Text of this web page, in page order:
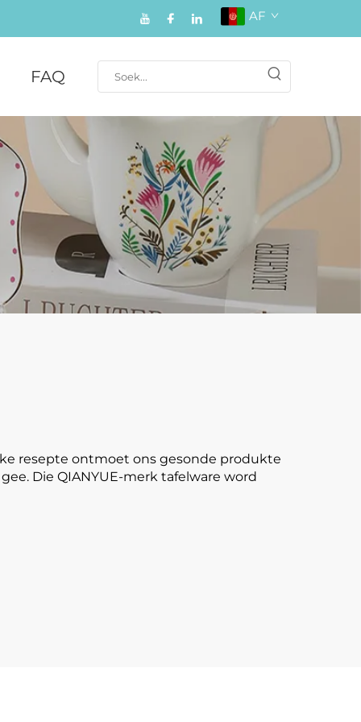
AF
FAQ
resepte ontmoet ons gesonde produkte
Die QIANYUE-merk tafelware word